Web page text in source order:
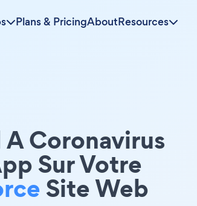
Plans & PricingAboutResources
A Coronavirus
Sur Votre
Site Web